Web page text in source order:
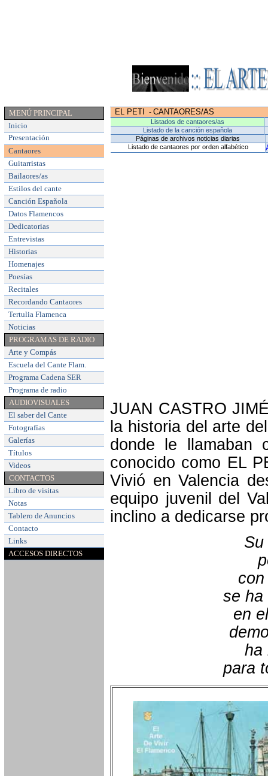
MENÚ PRINCIPAL
Inicio
Presentación
Cantaores
Guitarristas
Bailaores/as
Estilos del cante
Canción Española
Datos Flamencos
Dedicatorias
Entrevistas
Historias
Homenajes
Poesías
Recitales
Recordando Cantaores
Tertulia Flamenca
Noticias
PROGRAMAS DE RADIO
Arte y Compás
Escuela del Cante Flam.
Programa Cadena SER
Programa de radio
AUDIOVISUALES
El saber del Cante
Fotografías
Galerías
Títulos
Videos
CONTACTOS
Libro de visitas
Notas
Tablero de Anuncios
Contacto
Links
ACCESOS DIRECTOS
EL PETI -CANTAORES/AS
Listados de cantaores/as
Listado de la canción española
Páginas de archivos noticias diarias
Listado de cantaores por orden alfabético
JUAN CASTRO
la historia del arte
donde le llamaban
conocido como EL
Vivió en Valencia
equipo juvenil del
inclino a dedicarse
se ha
en
ha
para